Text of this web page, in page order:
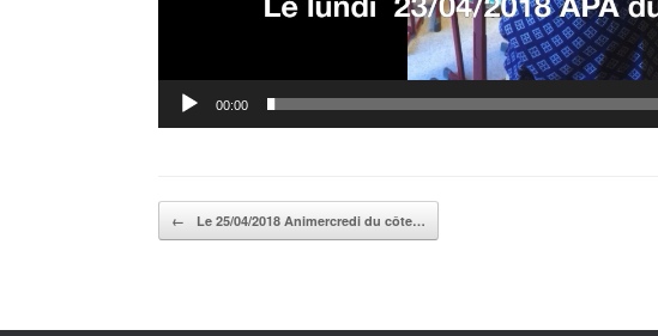
00:00
Post navigation
← Le 25/04/2018 Animercredi du côte…